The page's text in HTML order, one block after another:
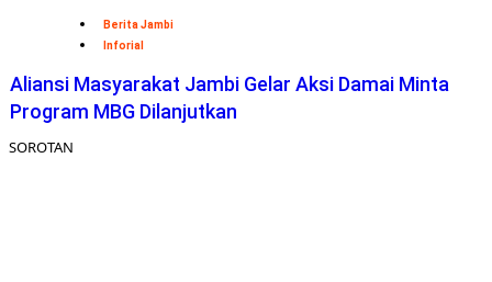
Berita Jambi
Inforial
Aliansi Masyarakat Jambi Gelar Aksi Damai Minta
Program MBG Dilanjutkan
SOROTAN